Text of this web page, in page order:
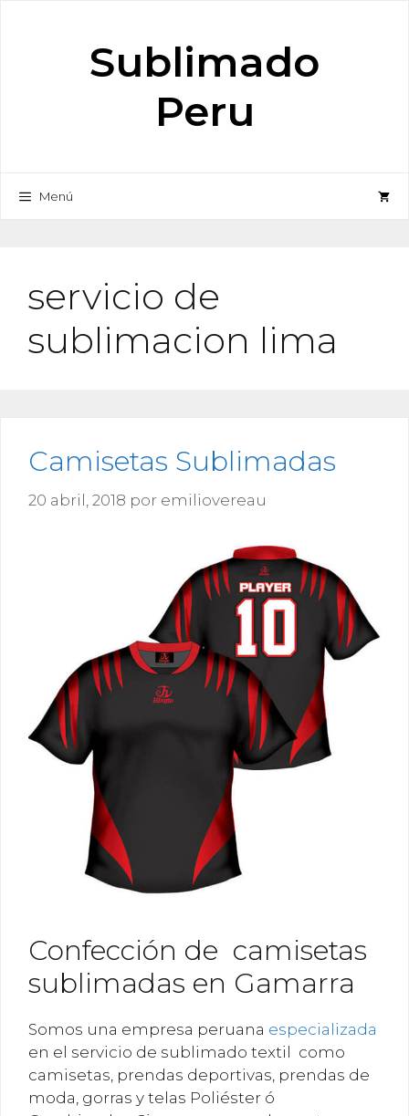
Sublimado
Peru
Menú
servicio de
sublimacion lima
Camisetas Sublimadas
20 abril, 2018 por emiliovereau
Confección de camisetas
sublimadas en Gamarra
Somos una empresa peruana especializada
en el servicio de sublimado textil como
camisetas, prendas deportivas, prendas de
moda, gorras y telas Poliéster ó